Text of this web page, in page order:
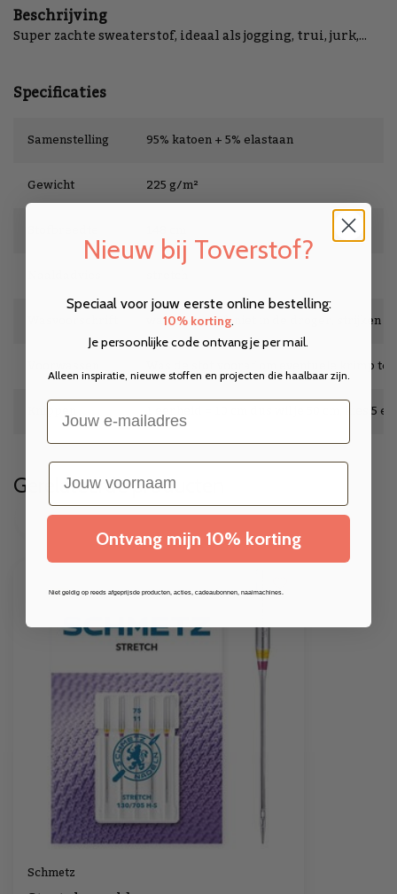
Beschrijving
Super zachte sweaterstof, ideaal als jogging, trui, jurk,...
Specificaties
Samenstelling
95% katoen + 5% elastaan
Gewicht
225 g/m²
wassen op 30°, niet in de droger, strijken
Voorwassen
Was de stof vooraf om eventuele krimp te
Knippen
1 eenheid = 10 cm dus wil je 50 cm, kies
Gerelateerde producten
Schmetz
Nieuw bij Toverstof?
Speciaal voor jouw eerste online bestelling:
10% korting.
Je persoonlijke code ontvang je per mail.
Alleen inspiratie, nieuwe stoffen en projecten die haalbaar zijn.
Email
voornaam
Ontvang mijn 10% korting
Niet geldig op reeds afgeprijsde producten, acties, cadeaubonnen, naaimachines.